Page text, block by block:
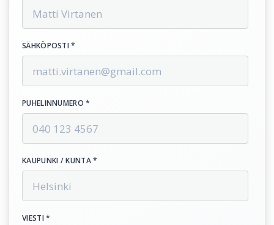
SÄHKÖPOSTI *
PUHELINNUMERO *
KAUPUNKI / KUNTA *
VIESTI *